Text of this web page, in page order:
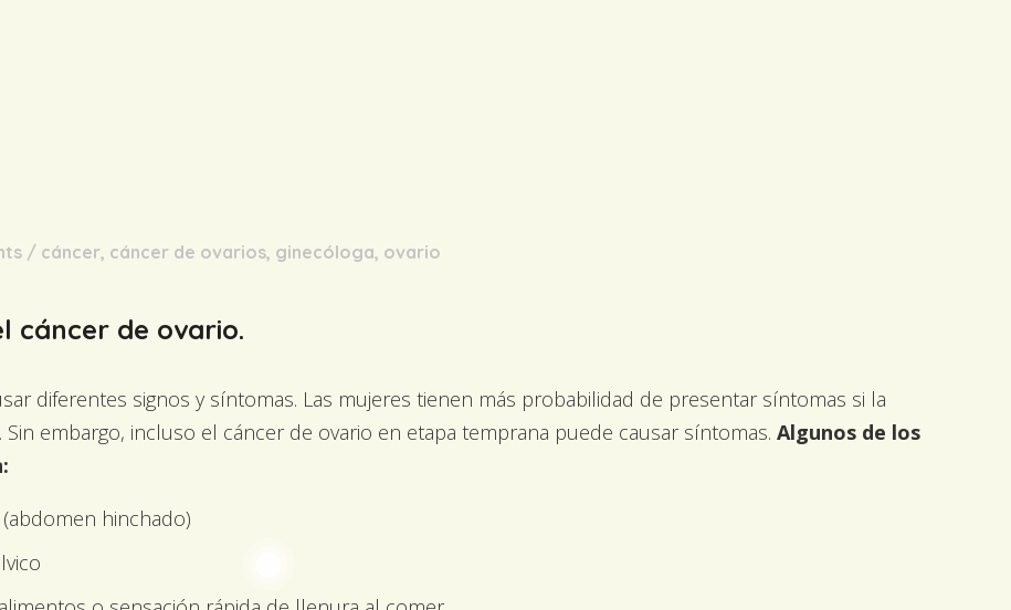
/ cáncer, cáncer de ovarios, ginecóloga, ovario
cáncer de ovario.
diferentes signos y síntomas. Las mujeres tienen más probabilidad de presentar síntomas si la
embargo, incluso el cáncer de ovario en etapa temprana puede causar síntomas. Algunos de los
hinchado)